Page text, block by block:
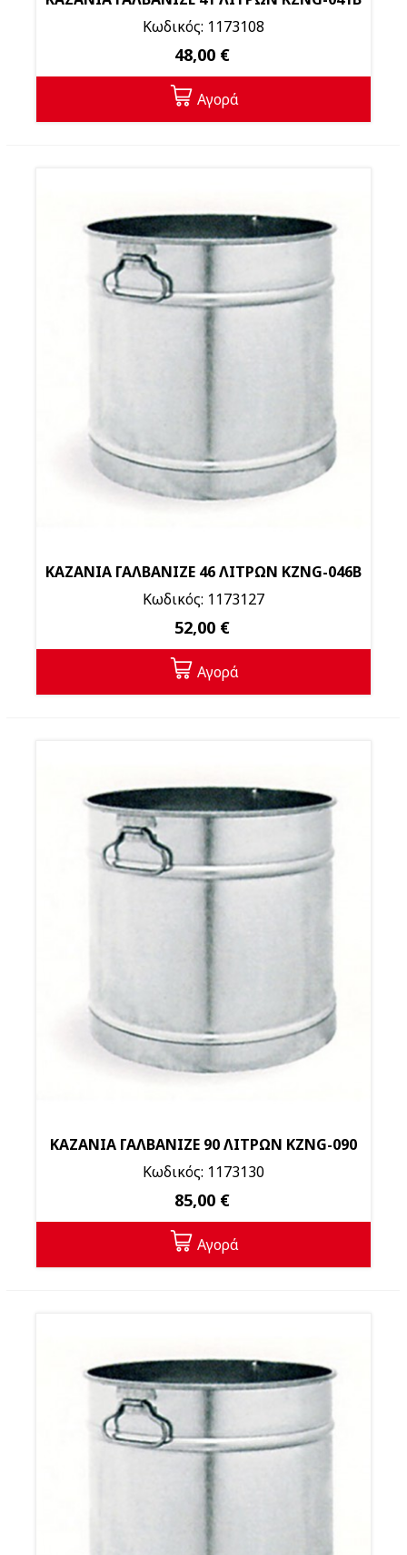
Κωδικός: 1173108
48,00 €
Αγορά
ΚΑΖΑΝΙΑ ΓΑΛΒΑΝΙΖΕ 46 ΛΙΤΡΩΝ KZNG-046Β
Κωδικός: 1173127
52,00 €
Αγορά
ΚΑΖΑΝΙΑ ΓΑΛΒΑΝΙΖΕ 90 ΛΙΤΡΩΝ KZNG-090
Κωδικός: 1173130
85,00 €
Αγορά